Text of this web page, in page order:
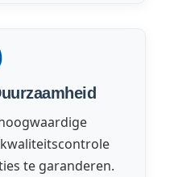
te garanderen.